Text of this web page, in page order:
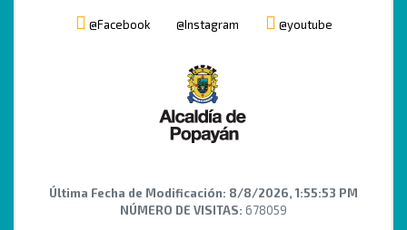
@Facebook @Instagram @youtube
Última Fecha de Modificación: 8/8/2026, 1:55:53 PM
NÚMERO DE VISITAS: 678059